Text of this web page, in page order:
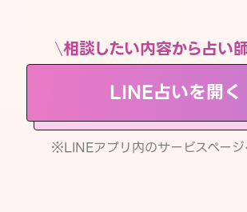
相談したい内容から占い
LINE占いを開く
※LINEアプリ内のサービスペー